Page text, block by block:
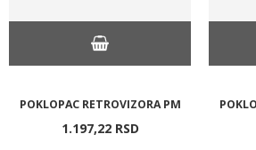
POKLOPAC RETROVIZORA PM
1.197,22 RSD